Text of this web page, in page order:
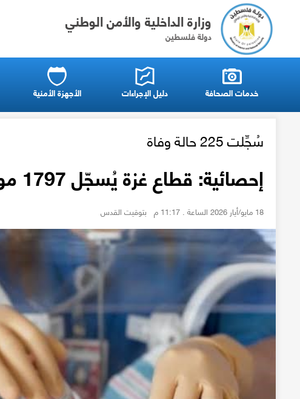
دولة فلسطين
وزارة الداخلية والأمن الوطني
خدمات الصحافة دليل الإجراءات الأجهزة الأمنية
سُجِّلت 225 حالة وفاة
إحصائية: قطاع غزة يُسجّل 1797 مولوداً جديداً خلال شهر أبريل المنصرم
18 مايو/أيار 2026 الساعة . 11:17 م بتوقيت القدس